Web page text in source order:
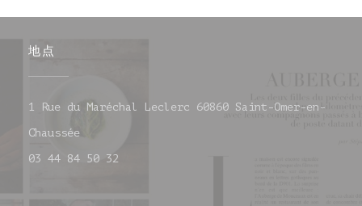
地点
1 Rue du Maréchal Leclerc 60860 Saint-Omer-en-
Chaussée((在新窗口中打开))
03 44 84 50 32